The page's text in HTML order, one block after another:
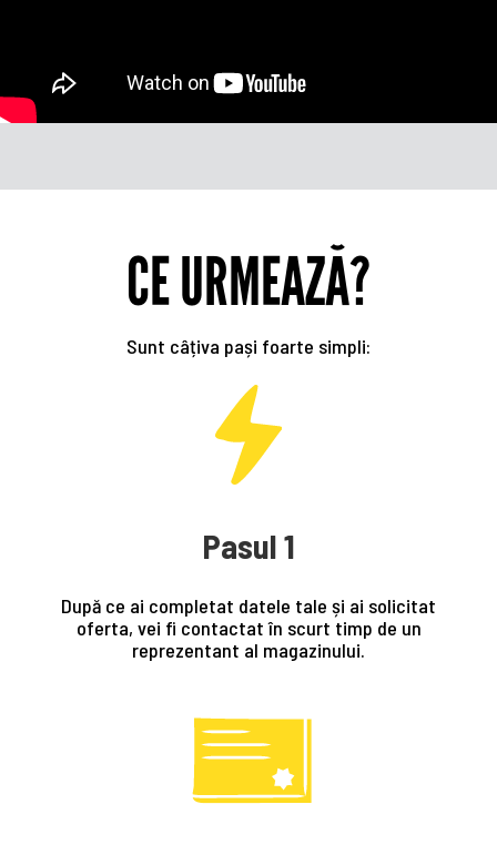
CE URMEAZĂ?
Sunt câțiva pași foarte simpli:
Pasul 1
După ce ai completat datele tale și ai solicitat
oferta, vei fi contactat în scurt timp de un
reprezentant al magazinului.